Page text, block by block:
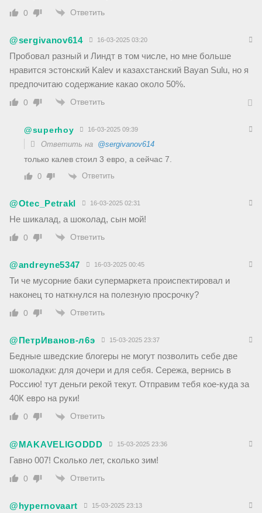
0 Ответить
@sergivanov614 16-03-2025 03:20
Пробовал разный и Линдт в том числе, но мне больше
нравится эстонский Kalev и казахстанский Bayan Sulu, но я
предпочитаю содержание какао около 50%.
0 Ответить
@superhoy 16-03-2025 09:39
Ответить на @sergivanov614
только калев стоил 3 евро, а сейчас 7.
0 Ответить
@Otec_Petrakl 16-03-2025 02:31
Не шикалад, а шоколад, сын мой!
0 Ответить
@andreyne5347 16-03-2025 00:45
Ти че мусорние баки супермаркета происпектировал и
наконец то наткнулся на полезную просрочку?
0 Ответить
@ПетрИванов-л6э 15-03-2025 23:37
Бедные шведские блогеры не могут позволить себе две
шоколадки: для дочери и для себя. Сережа, вернись в
Россию! тут деньги рекой текут. Отправим тебя кое-куда за
40К евро на руки!
0 Ответить
@MAKAVELIGODDD 15-03-2025 23:36
Гавно 007! Сколько лет, сколько зим!
0 Ответить
@hypernovaart 15-03-2025 23:13